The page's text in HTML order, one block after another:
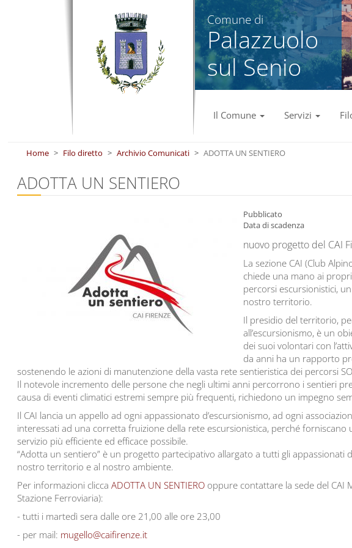
Comune di
Palazzuolo
sul Senio
Il Comune Servizi
Home Filo diretto Archivio Comunicati ADOTTA UN SENTIERO
ADOTTA UN SENTIERO
Pubblicato
Data di scadenza
nuovo progetto del CAI
La sezione CAI (Club
chiede una mano ai
percorsi escursionistici,
nostro territorio.
Il presidio del territorio,
all’escursionismo, è un
dei suoi volontari con
da anni ha un rapporto
sostenendo le azioni di manutenzione della vasta rete sentieristica dei percorsi
Il notevole incremento delle persone che negli ultimi anni percorrono i sentieri
causa di eventi climatici estremi sempre più frequenti, richiedono un impegno
Il CAI lancia un appello ad ogni appassionato d’escursionismo, ad ogni
interessati ad una corretta fruizione della rete escursionistica, perché
servizio più efficiente ed efficace possibile.
“Adotta un sentiero” è un progetto partecipativo allargato a tutti gli appassionati
nostro territorio e al nostro ambiente.
Per informazioni clicca ADOTTA UN SENTIERO oppure contattare la sede del CAI
Stazione Ferroviaria):
- tutti i martedì sera dalle ore 21,00 alle ore 23,00
- per mail: mugello@caifirenze.it